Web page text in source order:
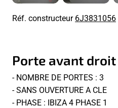
Réf. constructeur6J3831056
Porte avant droit
- NOMBRE DE PORTES : 3
- SANS OUVERTURE A CLE
- PHASE : IBIZA 4 PHASE 1